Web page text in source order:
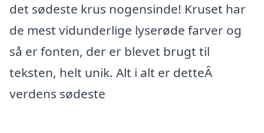
det sødeste krus nogensinde! Kruset har
de mest vidunderlige lyserøde farver og
så er fonten, der er blevet brugt til
teksten, helt unik. Alt i alt er detteÂ
verdens sødeste